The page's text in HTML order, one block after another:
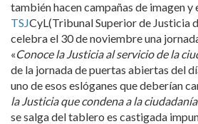
también hacen campañas de imagen y
TSJCyL(Tribunal Superior de Justicia
celebra el 30 de noviembre una
«Conoce la Justicia al servicio de la
de la jornada de puertas abiertas del
uno de esos eslóganes que deberí­an
la Justicia que condena a la ciudadaní­a
se salga del tablero es castigada